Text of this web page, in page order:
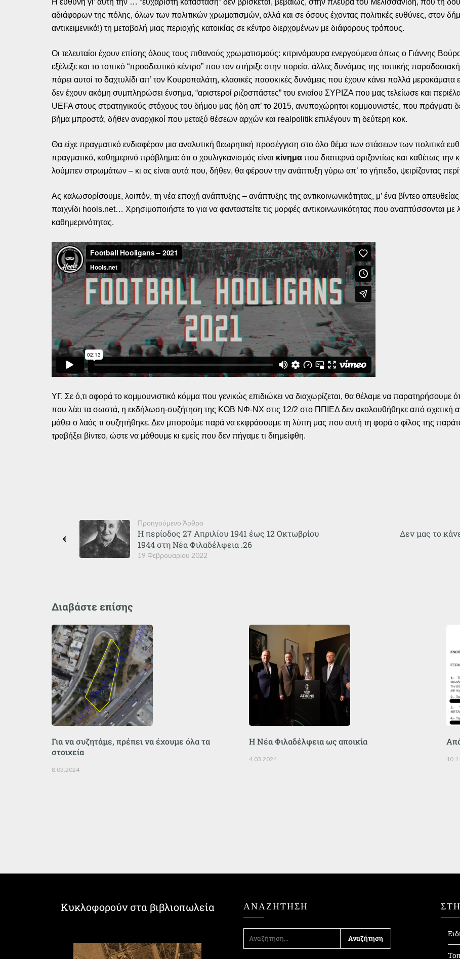
Η ευθύνη γι’ αυτή την … “ευχάριστη κατάσταση” δεν βρίσκεται, βεβαίως, στην πλευρά του Μελισσανίδη, που τη
αδιάφορων της πόλης, όλων των πολιτικών χρωματισμών, αλλά και σε όσους έχοντας πολιτικές ευθύνες, στον
αντικειμενικά!) τη μεταβολή μιας περιοχής κατοικίας σε κέντρο διερχομένων με διάφορους τρόπους.
Οι τελευταίοι έχουν επίσης όλους τους πιθανούς χρωματισμούς: κιτρινόμαυρα ενεργούμενα όπως ο Γιάννης
εξέλεξε και το τοπικό “προοδευτικό κέντρο” που τον στήριξε στην πορεία, άλλες δυνάμεις της τοπικής
πάρει αυτοί το δαχτυλίδι απ’ τον Κουροπαλάτη, κλασικές πασοκικές δυνάμεις που έχουν κάνει πολλά μεροκάματα
δεν έχουν ακόμη συμπληρώσει ένσημα, “αριστεροί ριζοσπάστες” του ενιαίου ΣΥΡΙΖΑ που μας τελείωσε και
UEFA στους στρατηγικούς στόχους του δήμου μας ήδη απ’ το 2015, ανυποχώρητοι κομμουνιστές, που πράγματι
βήμα μπροστά, δήθεν αναρχικοί που μεταξύ θέσεων αρχών και realpolitik επιλέγουν τη δεύτερη κοκ.
Θα είχε πραγματικό ενδιαφέρον μια αναλυτική θεωρητική προσέγγιση στο όλο θέμα των στάσεων των πολιτικά
πραγματικό, καθημερινό πρόβλημα: ότι ο χουλιγκανισμός είναι κίνημα που διαπερνά οριζοντίως και καθέτως την
λούμπεν στρωμάτων – κι ας είναι αυτά που, δήθεν, θα φέρουν την ανάπτυξη γύρω απ’ το γήπεδο, ψειρίζοντας
Ας καλωσορίσουμε, λοιπόν, τη νέα εποχή ανάπτυξης – ανάπτυξης της αντικοινωνικότητας, μ’ ένα βίντεο
παιχνίδι hools.net… Χρησιμοποιήστε το για να φανταστείτε τις μορφές αντικοινωνικότητας που αναπτύσσονται
καθημερινότητας.
ΥΓ. Σε ό,τι αφορά το κομμουνιστικό κόμμα που γενικώς επιδιώκει να διαχωρίζεται, θα θέλαμε να
που λέει τα σωστά, η εκδήλωση-συζήτηση της ΚΟΒ ΝΦ-ΝΧ στις 12/2 στο ΠΠΙΕΔ δεν ακολουθήθηκε από σχετική
μάθει ο λαός τι συζητήθηκε. Δεν μπορούμε παρά να εκφράσουμε τη λύπη μας που αυτή τη φορά ο φίλος της
τραβήξει βίντεο, ώστε να μάθουμε κι εμείς που δεν πήγαμε τι διημείφθη.
Προηγούμενο Άρθρο
19 Φεβρουαρίου 2022
Η περίοδος 27 Απριλίου 1941 έως 12 Οκτωβρίου
1944 στη Νέα Φιλαδέλφεια .26
Δεν μας το
Διαβάστε επίσης
Για να συζητάμε, πρέπει να έχουμε όλα τα
στοιχεία
8.03.2024
Η Νέα Φιλαδέλφεια ως αποικία
4.03.2024
Κυκλοφορούν στα βιβλιοπωλεία ΑΝΑΖΉΤΗΣΗ
ΓΙΑ: